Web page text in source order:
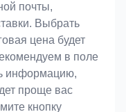
почты,
Выбрать
цена будет
в поле
информацию,
проще вас
кнопку